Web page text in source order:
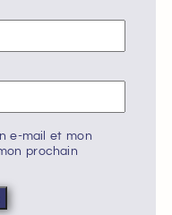
e-mail et mon
prochain